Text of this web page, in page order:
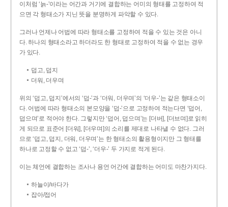
이처럼 ‘늙-­’이라는 어간과 거기에 결합하는 어미의 형태를 고정하여 적
으면 각 형태소가 지닌 뜻을 분명하게 파악할 수 있다.
그러나 언제나 어법에 따라 형태소를 고정하여 적을 수 있는 것은 아니
다. 하나의 형태소라고 하더라도 한 형태로 고정하여 적을 수 없는 경우
가 있다.
덥고, 덥지
더워, 더우며
위의 ‘덥고, 덥지’에서의 ‘덥-­’과 ‘더워, 더우며’의 ‘더우-­’는 같은 형태소이
다. 어법에 따라 형태소의 본모양을 ‘덥-­’으로 고정하여 적는다면 ‘덥어,
덥으며’로 적어야 한다. 그렇지만 ‘덥어, 덥으며’는 [더버], [더브며]로 읽히
게 되므로 표준어 [더워], [더우며]의 소리를 제대로 나타낼 수 없다. 그러
므로 ‘덥고, 덥지, 더워, 더우며’는 한 형태소의 활용형이지만 그 형태를
하나로 고정할 수 없고 ‘덥-’, ‘더우-’ 두 가지로 적게 된다.
이는 체언에 결합하는 조사나 용언 어간에 결합하는 어미도 마찬가지다.
하늘이/바다가
잡아/접어